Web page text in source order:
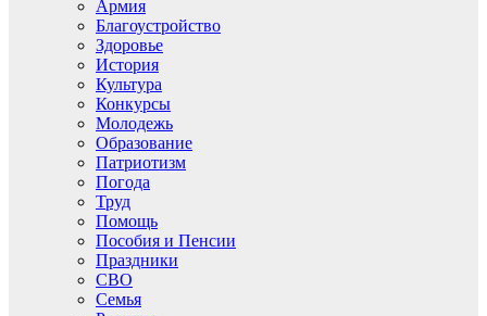
Армия
Благоустройство
Здоровье
История
Культура
Конкурсы
Молодежь
Образование
Патриотизм
Погода
Труд
Помощь
Пособия и Пенсии
Праздники
СВО
Семья